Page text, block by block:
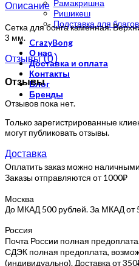
Рамакришна
Ришикеш
Подставка для
CrazyBong
О нас
Доставка и оплата
Контакты
Блог
Бренды
Описание
Сетка для бонга каменная.
3 мм.
Отзывы (0)
Отзывы
Отзывов пока нет.
Только зарегистрированные
могут публиковать отзывы.
Доставка
Оплатить заказ можно
Заказы отправляются от 1000₽
Москва
До МКАД 500 рублей. За МКАД от
Россия
Почта России полная
СДЭК полная предоплата,
(индивидуально). Доставка от